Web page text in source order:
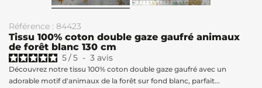
Référence : 84423
Tissu 100% coton double gaze gaufré animaux
de forêt blanc 130 cm
5/5 - 3 avis
Découvrez notre tissu 100% coton double gaze gaufré avec un
adorable motif d'animaux de la forêt sur fond blanc, parfait...